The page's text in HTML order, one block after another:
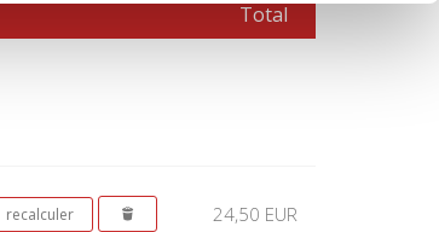
Total
24,50 EUR